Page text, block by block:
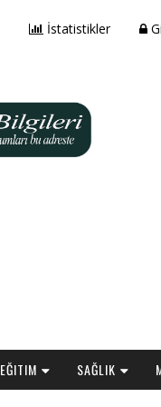
İstatistikler
EĞITIM SAĞLIK